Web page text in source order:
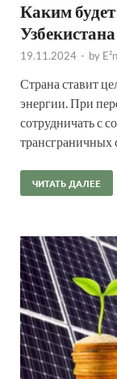
Каким
19.11.2024 - by
Страна ставит
энергии. При
сотрудничать с
трансграничных
ЧИТАТЬ ДАЛЕЕ